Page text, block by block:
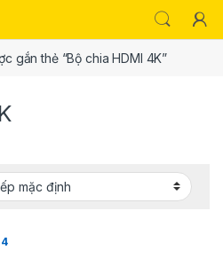
gắn thẻ “Bộ chia HDMI 4K”